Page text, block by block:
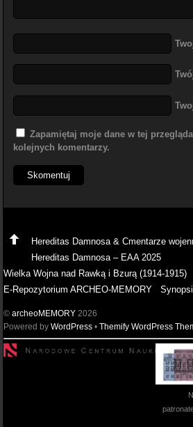
Zapamiętaj moje dane w tej
kolejnych komentarzy.
Hereditas Damnosa & Cmentarze
Hereditas Damnosa – EAA 2025
Wielka Wojna nad Rawką i Bzurą (1914-1915)
E-Repozytorium ARCHEO-MEMORY
©archeoMEMORY 2026
Powered byWordPress •Themify WordPress